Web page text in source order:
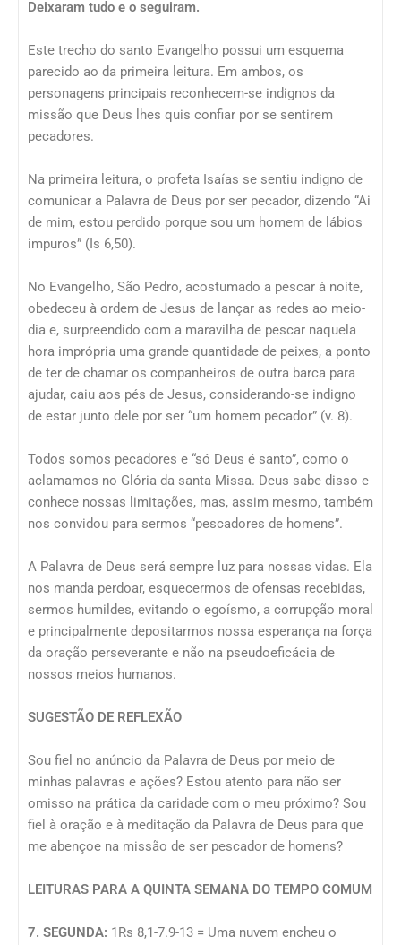
Deixaram tudo e o seguiram.
Este trecho do santo Evangelho possui um esquema
parecido ao da primeira leitura. Em ambos, os
personagens principais reconhecem-se indignos da
missão que Deus lhes quis confiar por se sentirem
pecadores.
Na primeira leitura, o profeta Isaías se sentiu indigno de
comunicar a Palavra de Deus por ser pecador, dizendo “Ai
de mim, estou perdido porque sou um homem de lábios
impuros” (Is 6,50).
No Evangelho, São Pedro, acostumado a pescar à noite,
obedeceu à ordem de Jesus de lançar as redes ao meio-
dia e, surpreendido com a maravilha de pescar naquela
hora imprópria uma grande quantidade de peixes, a ponto
de ter de chamar os companheiros de outra barca para
ajudar, caiu aos pés de Jesus, considerando-se indigno
de estar junto dele por ser “um homem pecador” (v. 8).
Todos somos pecadores e “só Deus é santo”, como o
aclamamos no Glória da santa Missa. Deus sabe disso e
conhece nossas limitações, mas, assim mesmo, também
nos convidou para sermos “pescadores de homens”.
A Palavra de Deus será sempre luz para nossas vidas. Ela
nos manda perdoar, esquecermos de ofensas recebidas,
sermos humildes, evitando o egoísmo, a corrupção moral
e principalmente depositarmos nossa esperança na força
da oração perseverante e não na pseudoeficácia de
nossos meios humanos.
SUGESTÃO DE REFLEXÃO
Sou fiel no anúncio da Palavra de Deus por meio de
minhas palavras e ações? Estou atento para não ser
omisso na prática da caridade com o meu próximo? Sou
fiel à oração e à meditação da Palavra de Deus para que
me abençoe na missão de ser pescador de homens?
LEITURAS PARA A QUINTA SEMANA DO TEMPO COMUM
7. SEGUNDA: 1Rs 8,1-7.9-13 = Uma nuvem encheu o